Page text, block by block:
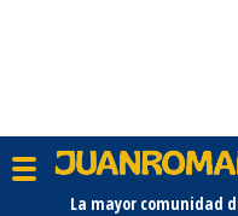
La mayor comunidad